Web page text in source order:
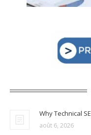
Why Technical
août 6, 2026